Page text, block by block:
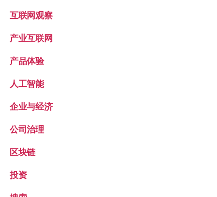
互联网观察
产业互联网
产品体验
人工智能
企业与经济
公司治理
区块链
投资